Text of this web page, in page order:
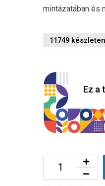
mintázatában és
11749 készleten
Ez a